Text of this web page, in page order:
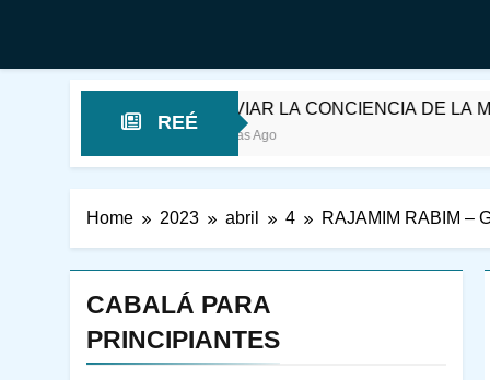
REÉ
DESVIAR LA CONCIENCIA DE LA MUERTE
15 Horas Ago
Home 2023 abril 4 RAJAMIM RABIM –
CABALÁ PARA
PRINCIPIANTES